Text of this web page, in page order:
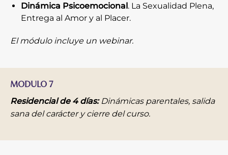
Dinámica Psicoemocional. La Sexualidad Plena,
Entrega al Amor y al Placer.
El módulo incluye un webinar.
MODULO 7
Residencial de 4 días: Dinámicas parentales, salida
sana del carácter y cierre del curso.